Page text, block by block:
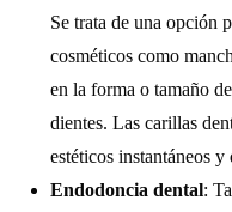
Se trata de una opción
cosméticos como
en la forma o tamaño
dientes. Las carillas
estéticos instantáneos y
Endodoncia dental: